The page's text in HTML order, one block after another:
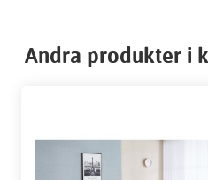
Andra produkter i